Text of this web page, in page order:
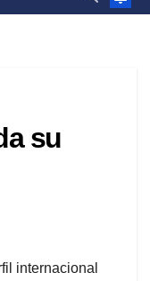
su
internacional